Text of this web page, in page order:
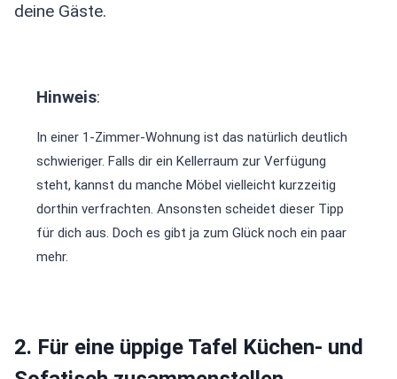
deine Gäste.
Hinweis:
In einer 1-Zimmer-Wohnung ist das natürlich deutlich
schwieriger. Falls dir ein Kellerraum zur Verfügung
steht, kannst du manche Möbel vielleicht kurzzeitig
dorthin verfrachten. Ansonsten scheidet dieser Tipp
für dich aus. Doch es gibt ja zum Glück noch ein paar
mehr.
2. Für eine üppige Tafel Küchen- und